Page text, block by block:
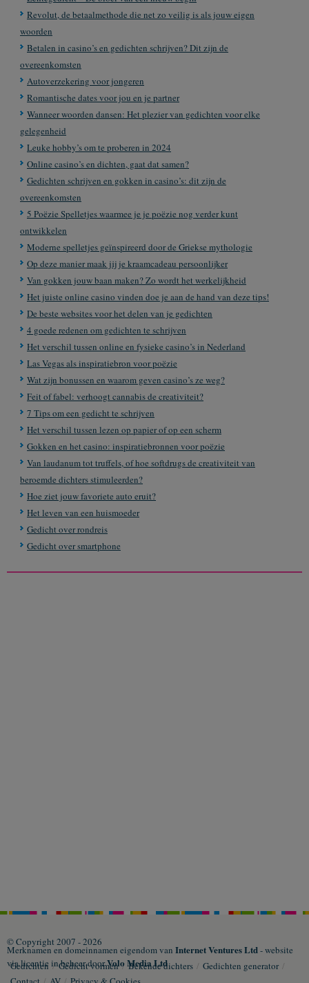
Revolut, de betaalmethode die net zo veilig is als jouw eigen
woorden
Betalen in casino’s en gedichten schrijven? Dit zijn de
overeenkomsten
Autoverzekering voor jongeren
Romantische dates voor jou en je partner
Wanneer woorden dansen: Het plezier van gedichten voor elke
gelegenheid
Leuke hobby’s om te proberen in 2024
Online casino’s en dichten, gaat dat samen?
Gedichten schrijven en gokken in casino’s: dit zijn de
overeenkomsten
5 Poëzie Spelletjes waarmee je je poëzie nog verder kunt
ontwikkelen
Moderne spelletjes geïnspireerd door de Griekse mythologie
Op deze manier maak jij je kraamcadeau persoonlijker
Van gokken jouw baan maken? Zo wordt het werkelijkheid
Het juiste online casino vinden doe je aan de hand van deze tips!
De beste websites voor het delen van je gedichten
4 goede redenen om gedichten te schrijven
Het verschil tussen online en fysieke casino’s in Nederland
Las Vegas als inspiratiebron voor poëzie
Wat zijn bonussen en waarom geven casino’s ze weg?
Feit of fabel: verhoogt cannabis de creativiteit?
7 Tips om een gedicht te schrijven
Het verschil tussen lezen op papier of op een scherm
Gokken en het casino: inspiratiebronnen voor poëzie
Van laudanum tot truffels, of hoe softdrugs de creativiteit van
beroemde dichters stimuleerden?
Hoe ziet jouw favoriete auto eruit?
Het leven van een huismoeder
Gedicht over rondreis
Gedicht over smartphone
© Copyright 2007 - 2026
Gedichten / Gedicht vormen / Bekende dichters / Gedichten generator /
Merknamen en domeinnamen eigendom van Internet Ventures Ltd- website
via licentie in beheer doorVolo Media Ltd